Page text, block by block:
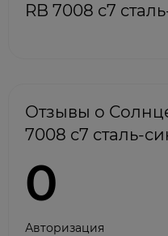
RB 7008 с7
Отзывы о
7008 с7 сталь-
0
Авторизация